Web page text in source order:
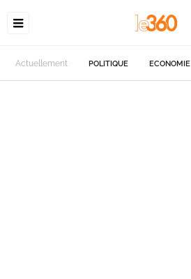
Actuellement POLITIQUE ECONOMIE